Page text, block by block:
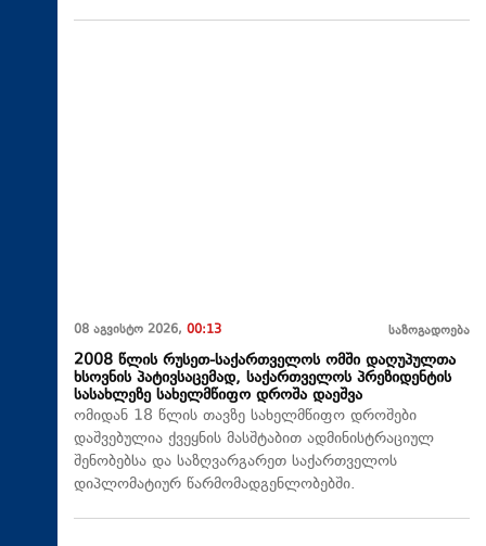
08 აგვისტო 2026, 00:13 საზოგადოება
2008 წლის რუსეთ-საქართველოს ომში დაღუპულთა
ხსოვნის პატივსაცემად, საქართველოს პრეზიდენტის
სასახლეზე სახელმწიფო დროშა დაეშვა
ომიდან 18 წლის თავზე სახელმწიფო დროშები
დაშვებულია ქვეყნის მასშტაბით ადმინისტრაციულ
შენობებსა და საზღვარგარეთ საქართველოს
დიპლომატიურ წარმომადგენლობებში.